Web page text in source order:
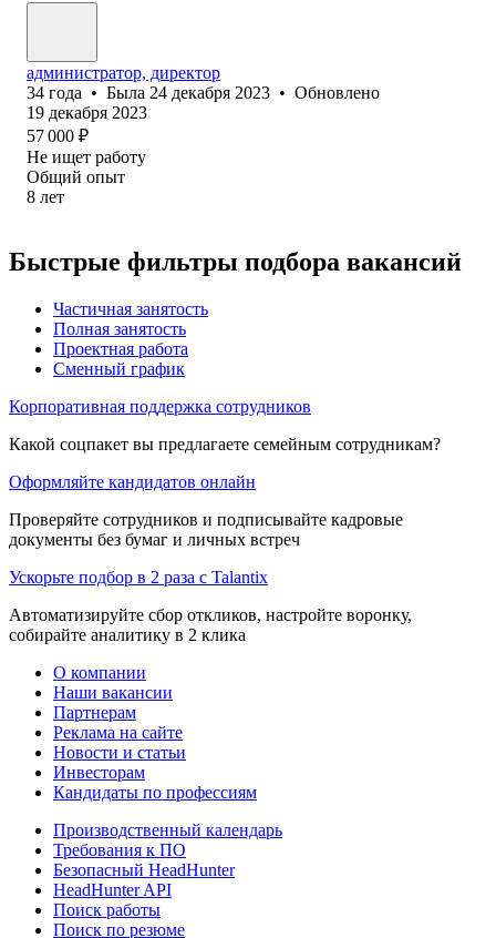
администратор, директор
34 года • Была 24 декабря 2023 • Обновлено
19 декабря 2023
57 000 ₽
Не ищет работу
Общий опыт
8 лет
Быстрые фильтры подбора вакансий
Частичная занятость
Полная занятость
Проектная работа
Сменный график
Корпоративная поддержка сотрудников
Какой соцпакет вы предлагаете семейным сотрудникам?
Оформляйте кандидатов онлайн
Проверяйте сотрудников и подписывайте кадровые
документы без бумаг и личных встреч
Ускорьте подбор в 2 раза с Talantix
Автоматизируйте сбор откликов, настройте воронку,
собирайте аналитику в 2 клика
О компании
Наши вакансии
Партнерам
Реклама на сайте
Новости и статьи
Инвесторам
Кандидаты по профессиям
Производственный календарь
Требования к ПО
Безопасный HeadHunter
HeadHunter API
Поиск работы
Поиск по резюме